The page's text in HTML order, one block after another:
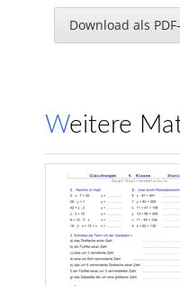
Der Kreis mit M (6/3) und dem
0
3
Aufgabe 8: (5 Punkte)
Das Quadrat ABCD wird durch eine
abgebildet. Gegeben sind die
Download als
Weitere